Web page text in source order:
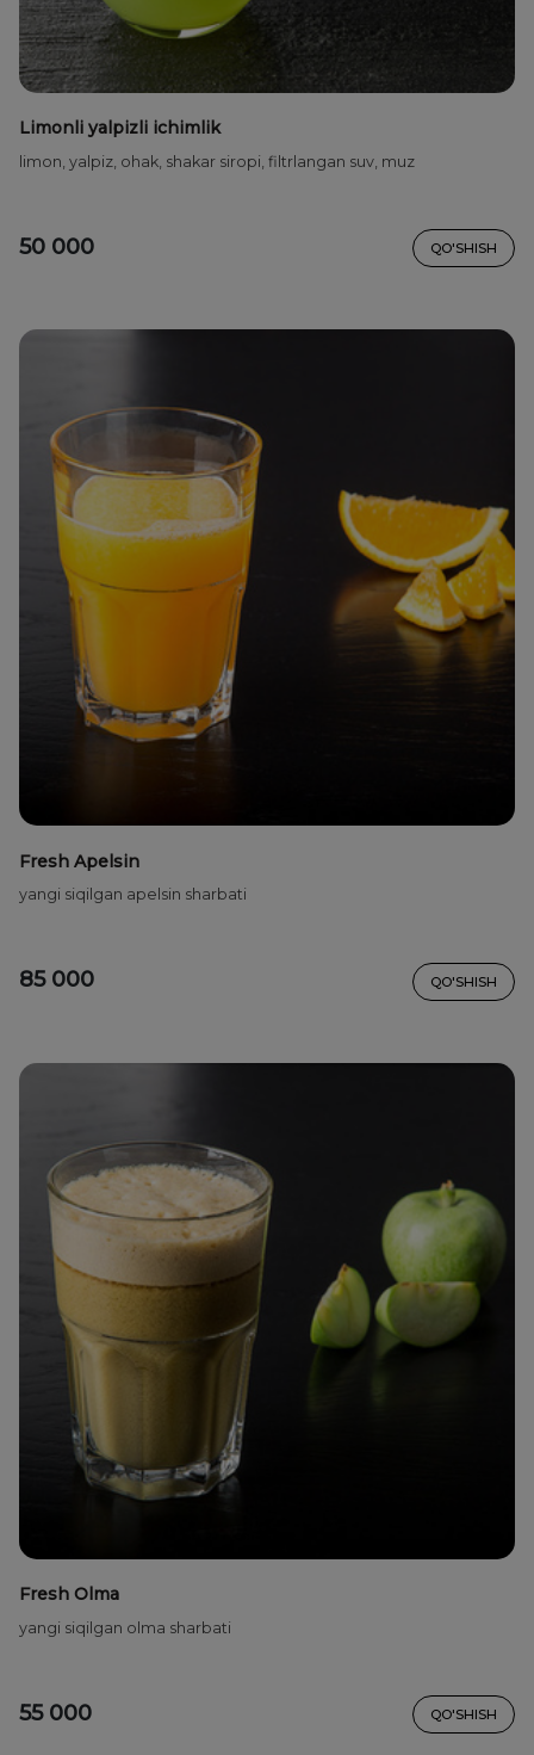
Limonli yalpizli ichimlik
limon, yalpiz, ohak, shakar siropi, filtrlangan suv, muz
50 000 QO'SHISH
Fresh Apelsin
yangi siqilgan apelsin sharbati
85 000 QO'SHISH
Fresh Olma
yangi siqilgan olma sharbati
55 000 QO'SHISH